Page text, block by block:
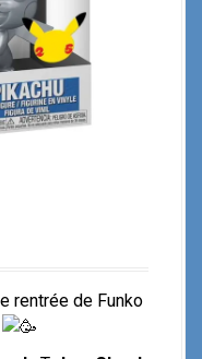
rentrée de Funko